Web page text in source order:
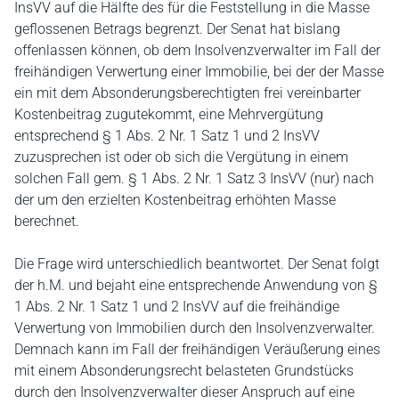
InsVV auf die Hälfte des für die Feststellung in die Masse
geflossenen Betrags begrenzt. Der Senat hat bislang
offenlassen können, ob dem Insolvenzverwalter im Fall der
freihändigen Verwertung einer Immobilie, bei der der Masse
ein mit dem Absonderungsberechtigten frei vereinbarter
Kostenbeitrag zugutekommt, eine Mehrvergütung
entsprechend § 1 Abs. 2 Nr. 1 Satz 1 und 2 InsVV
zuzusprechen ist oder ob sich die Vergütung in einem
solchen Fall gem. § 1 Abs. 2 Nr. 1 Satz 3 InsVV (nur) nach
der um den erzielten Kostenbeitrag erhöhten Masse
berechnet.
Die Frage wird unterschiedlich beantwortet. Der Senat folgt
der h.M. und bejaht eine entsprechende Anwendung von §
1 Abs. 2 Nr. 1 Satz 1 und 2 InsVV auf die freihändige
Verwertung von Immobilien durch den Insolvenzverwalter.
Demnach kann im Fall der freihändigen Veräußerung eines
mit einem Absonderungsrecht belasteten Grundstücks
durch den Insolvenzverwalter dieser Anspruch auf eine